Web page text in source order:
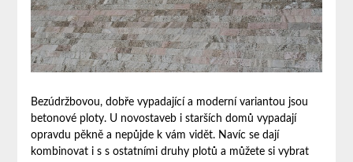
Bezúdržbovou, dobře vypadající a moderní variantou jsou
betonové ploty. U novostaveb i starších domů vypadají
opravdu pěkně a nepůjde k vám vidět. Navíc se dají
kombinovat i s s ostatními druhy plotů a můžete si vybrat